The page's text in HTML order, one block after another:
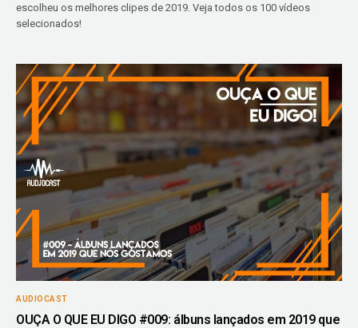
escolheu os melhores clipes de 2019. Veja todos os 100 vídeos
selecionados!
AUDIOCAST
OUÇA O QUE EU DIGO #009: álbuns lançados em 2019 que